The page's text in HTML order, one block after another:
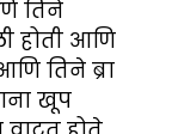
तिने
होती आणि
तिने ब्रा
खूप